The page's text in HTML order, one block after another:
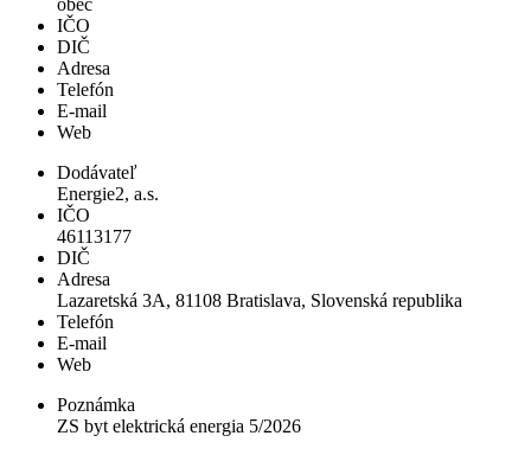
obec
IČO
DIČ
Adresa
Telefón
E-mail
Web
Dodávateľ
Energie2, a.s.
IČO
46113177
DIČ
Adresa
Lazaretská 3A, 81108 Bratislava, Slovenská republika
Telefón
E-mail
Web
Poznámka
ZS byt elektrická energia 5/2026